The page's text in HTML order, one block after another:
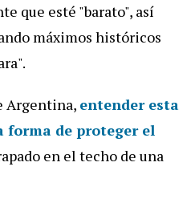
que esté "barato", así
máximos históricos
Argentina, entender esta
forma de proteger el
en el techo de una